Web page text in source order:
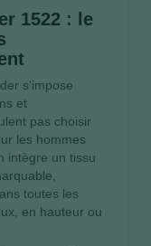
1522 : le
s'impose
et
pas choisir
les hommes
intègre un tissu
toutes les
en hauteur ou